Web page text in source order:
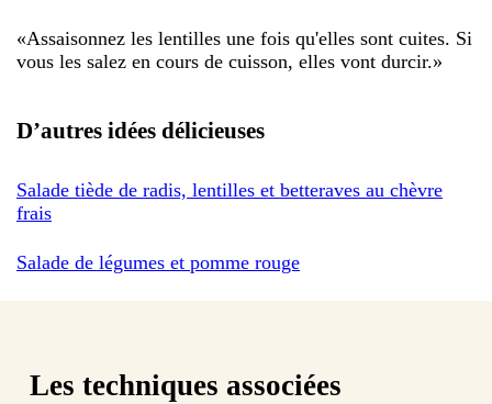
«Assaisonnez les lentilles une fois qu'elles sont cuites. Si
vous les salez en cours de cuisson, elles vont durcir.»
D’autres idées délicieuses
Salade tiède de radis, lentilles et betteraves au chèvre
frais
Salade de légumes et pomme rouge
Les techniques associées